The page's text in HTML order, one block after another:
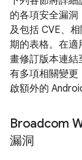
的各項安全漏
及包括 CVE、
期的表格。在適
畫修訂版本連結
有多項相關變更
啟額外的
Broadcom
漏洞